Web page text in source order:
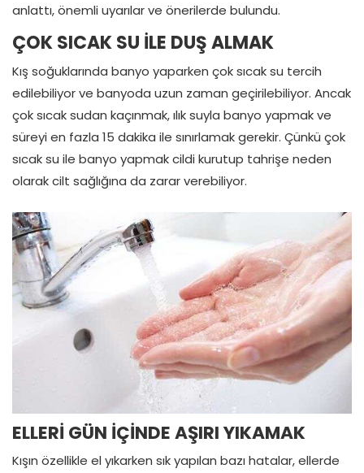
anlattı, önemli uyarılar ve önerilerde bulundu.
ÇOK SICAK SU İLE DUŞ ALMAK
Kış soğuklarında banyo yaparken çok sıcak su tercih
edilebiliyor ve banyoda uzun zaman geçirilebiliyor. Ancak
çok sıcak sudan kaçınmak, ılık suyla banyo yapmak ve
süreyi en fazla 15 dakika ile sınırlamak gerekir. Çünkü çok
sıcak su ile banyo yapmak cildi kurutup tahrişe neden
olarak cilt sağlığına da zarar verebiliyor.
ELLERİ GÜN İÇİNDE AŞIRI YIKAMAK
Kışın özellikle el yıkarken sık yapılan bazı hatalar, ellerde